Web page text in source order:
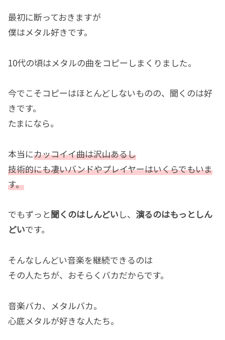
最初に断っておきますが
僕はメタル好きです。
10代の頃はメタルの曲をコピーしまくりました。
今でこそコピーはほとんどしないものの、聞くのは好
きです。
たまになら。
本当にカッコイイ曲は沢山あるし
技術的にも凄いバンドやプレイヤーはいくらでもいま
す。
でもずっと聞くのはしんどい し、 演るのはもっとしん
どいです。
そんなしんどい音楽を継続できるのは
その人たちが、おそらくバカだからです。
音楽バカ、メタルバカ。
心底メタルが好きな人たち。